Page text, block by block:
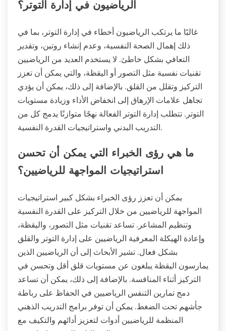
الرياضيون في إدارة التوتر؟
غالبًا ما يرتكب الرياضيون أخطاء في إدارة التوتر، بما في
ذلك إهمال الصحة النفسية، وعدم إنشاء روتين، وتقدير
التعافي بشكل خاطئ. لا يستخدم العديد من الرياضيين
تقنيات نفسية مثل التصور أو اليقظة، والتي يمكن أن تعزز
التركيز وتقلل من القلق. بالإضافة إلى ذلك، يمكن أن يؤدي
تجاهل علامات الإرهاق إلى انخفاض الأداء وزيادة مستويات
التوتر. تتطلب إدارة التوتر الفعالة نهجًا متوازنًا يدمج كل من
التدريب البدني واستراتيجيات القدرة النفسية.
ما هي رؤى الخبراء التي يمكن أن تحسن
استراتيجيات المواجهة للرياضيين؟
يمكن أن تعزز رؤى الخبراء بشكل كبير استراتيجيات
المواجهة للرياضيين من خلال التركيز على القدرة النفسية
وتنظيم المشاعر. تساعد تقنيات مثل التصور، واليقظة،
وإعادة الهيكلة المعرفية الرياضيين على إدارة التوتر والقلق
بشكل فعال. تشير الأبحاث إلى أن الرياضيين الذين
يمارسون اليقظة يبلغون عن مستويات قلق أقل وتحسن في
التركيز أثناء المنافسة. بالإضافة إلى ذلك، يمكن أن تساعد
دمج تمارين التنفس الرياضيين في الحفاظ على رباطة
جأشهم تحت الضغط. يمكن أن توفر برامج التدريب الذهني
المنظمة للرياضيين أدوات لتعزيز أدائهم والتكيف مع